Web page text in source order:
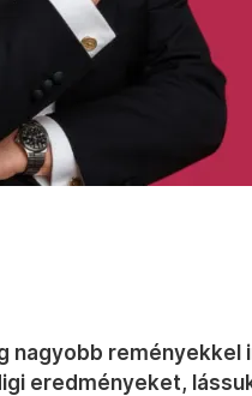
nagyobb reményekkel
eredményeket,